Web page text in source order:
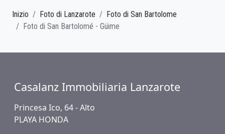
Inizio Foto di Lanzarote
Foto di San Bartolome
Foto di San Bartolomé - Güime
Casalanz Immobiliaria Lanzarote
Princesa Ico, 64 - Alto
PLAYA HONDA